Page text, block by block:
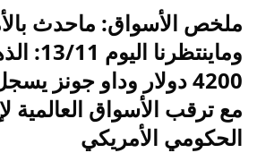
ملخص الأسواق: ماحدث
4200 دولار وداو جونز
مع ترقب الأسواق العالمية
الحكومي الأمريكي